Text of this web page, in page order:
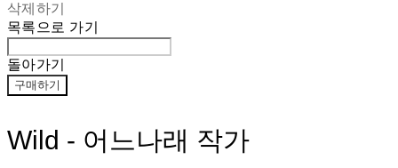
삭제하기
목록으로 가기
돌아가기
구매하기
Wild - 어느나래 작가